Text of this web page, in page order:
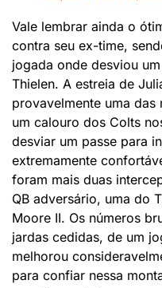
Vale lembrar ainda o
contra seu ex-time,
jogada onde desviou
Thielen. A estreia de
provavelmente uma
um calouro dos Colts
desviar um passe para
extremamente
foram mais duas
QB adversário, uma do
Moore II. Os números
jardas cedidas, de um
melhorou
para confiar nessa